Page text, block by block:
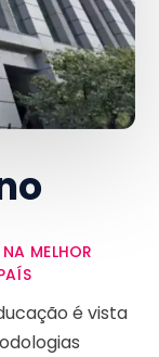
MELHOR
é vista